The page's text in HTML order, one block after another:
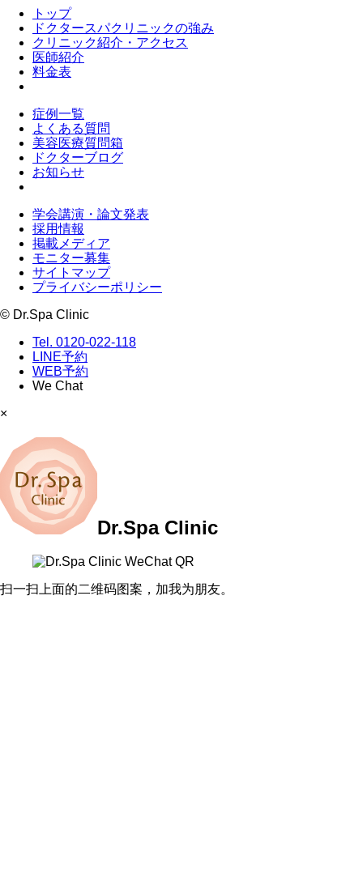
トップ
ドクタースパクリニックの強み
クリニック紹介・アクセス
医師紹介
料金表
症例一覧
よくある質問
美容医療質問箱
ドクターブログ
お知らせ
学会講演・論文発表
採用情報
掲載メディア
モニター募集
サイトマップ
プライバシーポリシー
© Dr.Spa Clinic
Tel. 0120-022-118
LINE予約
WEB予約
We Chat
×
Dr.Spa Clinic
扫一扫上面的二维码图案，加我为朋友。